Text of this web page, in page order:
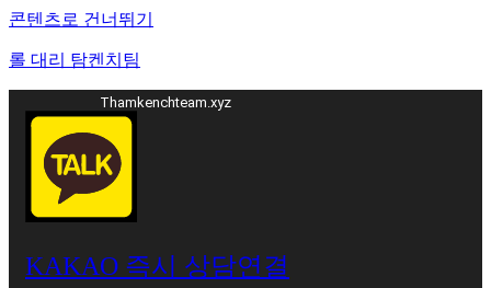
콘텐츠로 건너뛰기
롤 대리 탐켄치팀
Thamkenchteam.xyz
KAKAO 즉시 상담연결